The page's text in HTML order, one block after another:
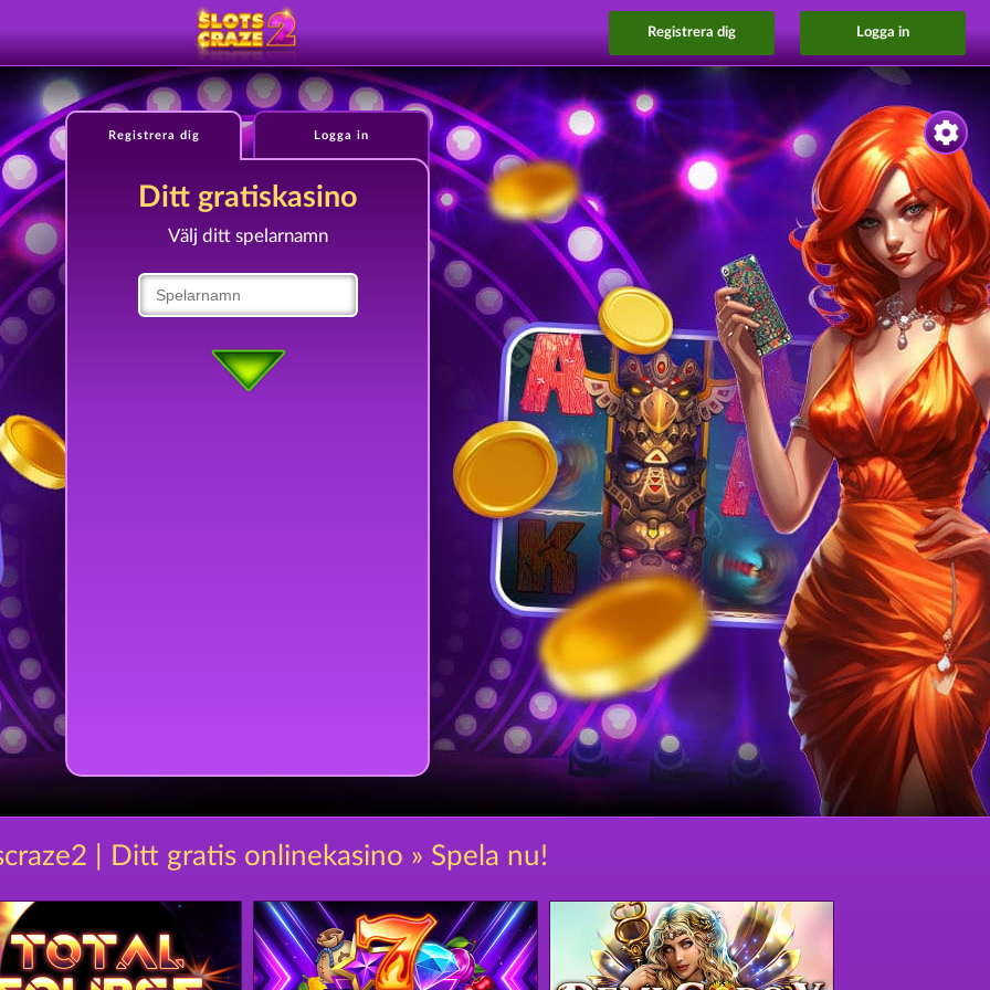
Registrera dig Logga in
Registrera dig Logga in
Ditt gratiskasino
Välj ditt spelarnamn
| Ditt gratis onlinekasino » Spela nu!